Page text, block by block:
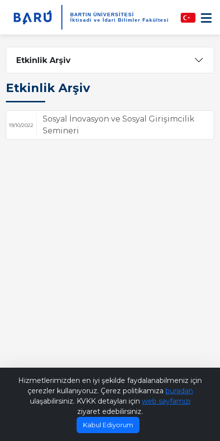
BARTIN ÜNİVERSİTESİ
İktisadi ve İdari Bilimler Fakültesi
Etkinlik Arşiv
Etkinlik Arşiv
19/10/2022
Sosyal İnovasyon ve Sosyal Girişimcilik
Semineri
Hizmetlerimizden en iyi şekilde faydalanabilmeniz için
çerezler kullanıyoruz. Çerez politikamıza buradan
ulaşabilirsiniz. KVKK detayları için web sayfamızı
ziyaret edebilirsiniz.
Kabul Ediyorum
Bana Soru Sor | Ask Me